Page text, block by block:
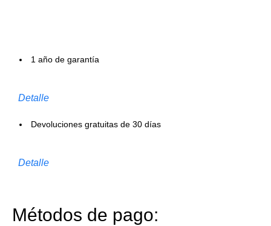
1 año de garantía
Detalle
Devoluciones gratuitas de 30 días
Detalle
Métodos de pago: